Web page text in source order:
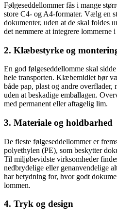
Følgeseddellommer fås i mange
store C4- og A4-formater. Vælg en
dokumenter, uden at de skal foldes
det nemmere at integrere lommerne
2. Klæbestyrke og
En god følgeseddellomme skal
hele transporten. Klæbemidlet bør
både pap, plast og andre overflader,
uden at beskadige emballagen.
med permanent eller aftagelig lim.
3. Materiale og holdbarhed
De fleste følgeseddellommer er
polyethylen (PE), som beskytter
Til miljøbevidste virksomheder
nedbrydelige eller genanvendelige
har betydning for, hvor godt
lommen.
4. Tryk og design